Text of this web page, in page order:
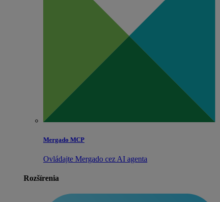
Mergado MCP
Ovládajte Mergado cez AI agenta
Rozšírenia